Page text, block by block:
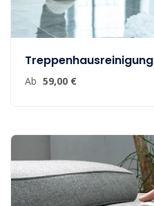
Treppenhausreinigung
Ab 59,00 €